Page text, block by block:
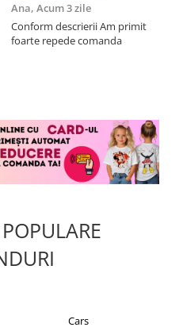
Ana, Acum 3 zile
Conform descrierii Am primit
foarte repede comanda
Christian Laurent